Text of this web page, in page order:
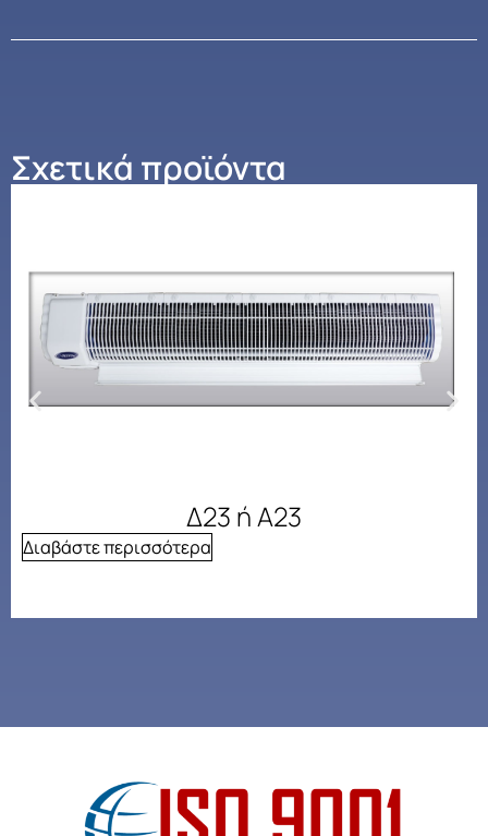
Σχετικά προϊόντα
Δ23 ή Α23
Διαβάστε περισσότερα